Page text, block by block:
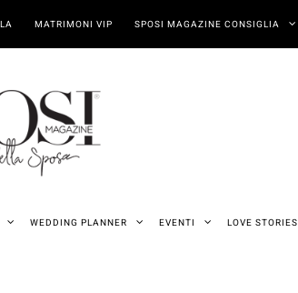
MATRIMONI VIP SPOSI MAGAZINE CONSIGLIA
WEDDING PLANNER EVENTI LOVE STORIES